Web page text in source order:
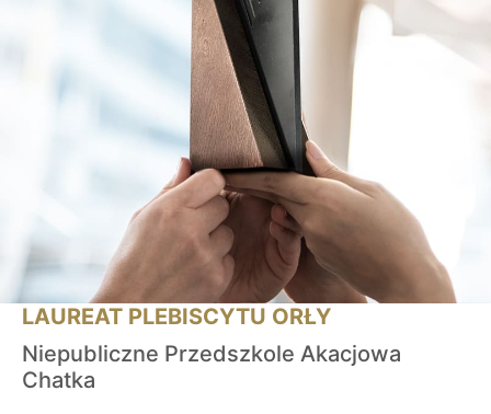
LAUREAT PLEBISCYTU ORŁY
Niepubliczne Przedszkole Akacjowa
Chatka